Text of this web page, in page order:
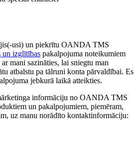
usi) un piekrītu OANDA TMS
un izglītības pakalpojuma noteikumiem
mani sazināties, lai sniegtu man
atbalstu pa tālruni konta pārvaldībai. Es
jebkurā laikā atteikties.
informāciju no OANDA TMS
un pakalpojumiem, piemēram,
uz manu norādīto kontaktinformāciju: